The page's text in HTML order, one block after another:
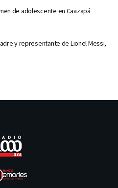
de adolescente en Caazapá
y representante de Lionel Messi,